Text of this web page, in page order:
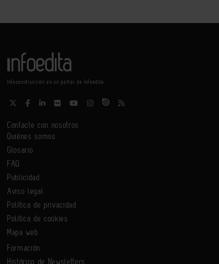
Infoconstrucción es un portal de Infoedita
Contacte con nosotros
Quiénes somos
Glosario
FAQ
Publicidad
Aviso legal
Política de privacidad
Política de cookies
Mapa web
Formación
Histórico de Newsletters